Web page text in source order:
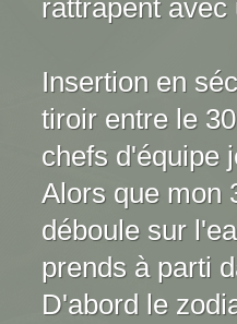
rattrapent avec
Insertion en
tiroir entre le
chefs
Alors que mon
déboule sur
prends à parti
D'abord le